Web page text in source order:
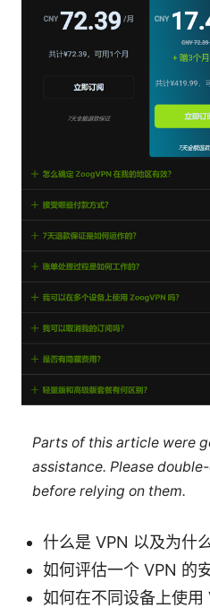
Parts of this article were
assistance. Please
before relying on them.
什么是 VPN 以及为什
如何评估一个 VPN 的
如何在不同设备上使用